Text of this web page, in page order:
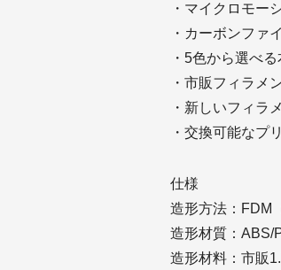
・マイクロモー
・カーボンファ
・5色から選べ
・市販フィラメ
・新しいフィラ
・交換可能なプ
仕様
造形方法：FDM
造形材質：ABS/
造形材料：市販